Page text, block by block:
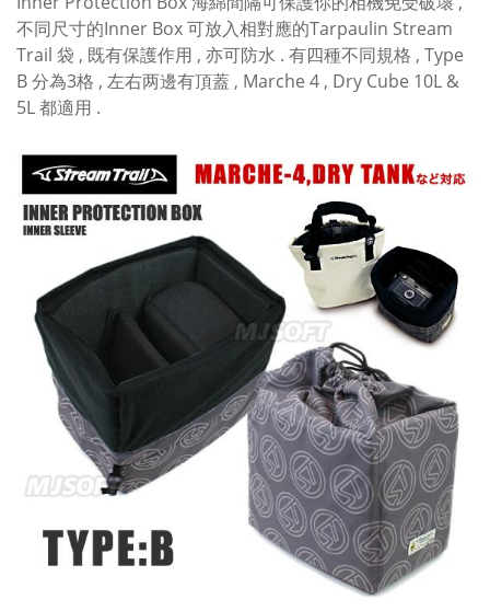
不同尺寸的Inner Box 可放入相對應的Tarpaulin Stream
Trail 袋 , 既有保護作用 , 亦可防水 . 有四種不同規格 , Type
B 分為3格 , 左右两邊有頂蓋 , Marche 4 , Dry Cube 10L &
5L 都適用 .